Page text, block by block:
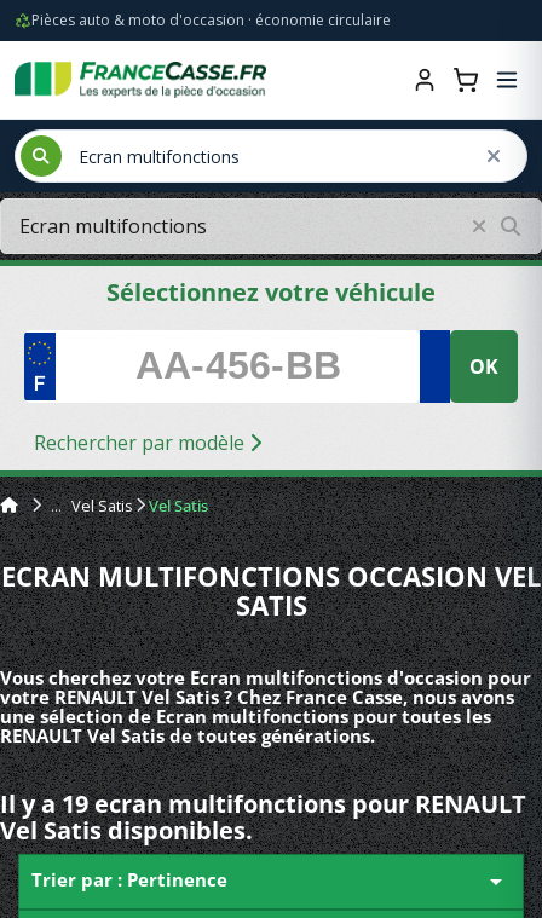
Pièces auto & moto d'occasion · économie circulaire
Sélectionnez votre véhicule
OK
Rechercher par modèle
Vel Satis Vel Satis
ECRAN MULTIFONCTIONS OCCASION VEL
SATIS
Vous cherchez votre Ecran multifonctions d'occasion pour
votre RENAULT Vel Satis ? Chez France Casse, nous avons
une sélection de Ecran multifonctions pour toutes les
RENAULT Vel Satis de toutes générations.
Il y a 19 ecran multifonctions pour RENAULT
Vel Satis disponibles.
Trier par : Pertinence 